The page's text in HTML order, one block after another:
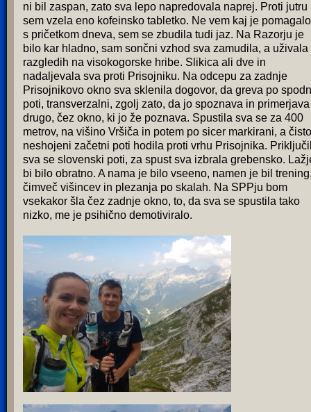
ni bil zaspan, zato sva lepo napredovala naprej. Proti jutru
sem vzela eno kofeinsko tabletko. Ne vem kaj je
s pričetkom dneva, sem se zbudila tudi jaz. Na Razorju je
bilo kar hladno, sam sončni vzhod sva zamudila, a uživala
razgledih na visokogorske hribe. Slikica ali dve in
nadaljevala sva proti Prisojniku. Na odcepu za zadnje
Prisojnikovo okno sva sklenila dogovor, da greva po
poti, transverzalni, zgolj zato, da jo spoznava in
drugo, čez okno, ki jo že poznava. Spustila sva se za 400
metrov, na višino Vršiča in potem po sicer markirani, a čisto
neshojeni začetni poti hodila proti vrhu Prisojnika.
sva se slovenski poti, za spust sva izbrala grebensko.
bi bilo obratno. A nama je bilo vseeno, namen je bil
čimveč višincev in plezanja po skalah. Na SPPju bom
vsekakor šla čez zadnje okno, to, da sva se spustila tako
nizko, me je psihično demotiviralo.